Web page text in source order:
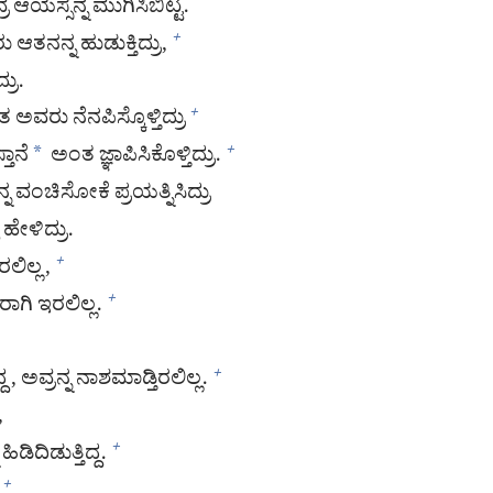
ಆಯಸ್ಸನ್ನ ಮುಗಿಸಿಬಿಟ್ಟ.
ಆತನನ್ನ ಹುಡುಕ್ತಿದ್ರು, +
ನೆನಪಿಸ್ಕೊಳ್ತಿದ್ರು +
* ಅಂತ ಜ್ಞಾಪಿಸಿಕೊಳ್ತಿದ್ರು. +
ವಂಚಿಸೋಕೆ ಪ್ರಯತ್ನಿಸಿದ್ರು
+
ಇರಲಿಲ್ಲ. +
ಅವ್ರನ್ನ ನಾಶಮಾಡ್ತಿರಲಿಲ್ಲ. +
+
+